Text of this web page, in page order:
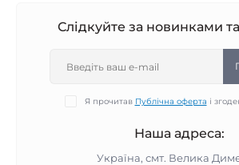
Слідкуйте за новинками
Я прочитав Публічна оферта і
Наша адреса:
Україна, смт. Велика